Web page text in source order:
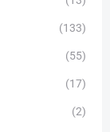
(133)
(55)
(17)
(2)